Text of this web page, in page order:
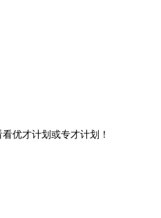
优才计划或专才计划！